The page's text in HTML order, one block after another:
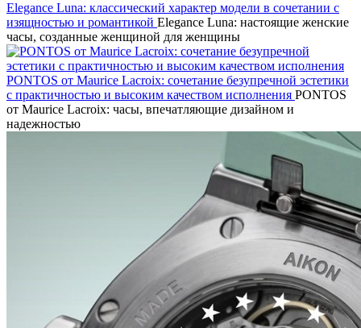
Elegance Luna: классический характер модели в сочетании с
изящностью и романтикой Elegance Luna: настоящие женские
часы, созданные женщиной для женщины
PONTOS от Maurice Lacroix: сочетание безупречной эстетики
с практичностью и высоким качеством исполнения PONTOS
от Maurice Lacroix: часы, впечатляющие дизайном и
надежностью